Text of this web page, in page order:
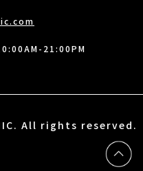
21:00PM
All rights reserved.